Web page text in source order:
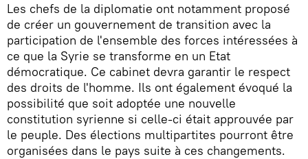
Les chefs de la diplomatie ont notamment proposé
de créer un gouvernement de transition avec la
participation de l'ensemble des forces intéressées à
ce que la Syrie se transforme en un Etat
démocratique. Ce cabinet devra garantir le respect
des droits de l'homme. Ils ont également évoqué la
possibilité que soit adoptée une nouvelle
constitution syrienne si celle-ci était approuvée par
le peuple. Des élections multipartites pourront être
organisées dans le pays suite à ces changements.